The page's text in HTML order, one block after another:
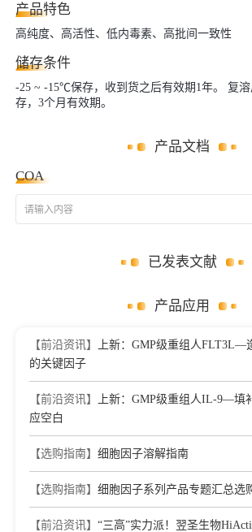
产品特色
高纯度、高活性、低内毒素、高批间一致性
储存条件
-25 ~ -15℃保存，收到货之后有效期1年。 复
存，3个月有效期。
产品文档
COA
请输入内容
已发表文献
产品应用
【前沿资讯】
上新：GMP级重组人FLT3L—
的关键因子
【前沿资讯】
上新：GMP级重组人IL-9—填
应空白
【选购指南】 细胞因子溶解指南
【选购指南】 细胞因子系列产品专题汇总选
【前沿资讯】 “三高”实力派！翌圣生物